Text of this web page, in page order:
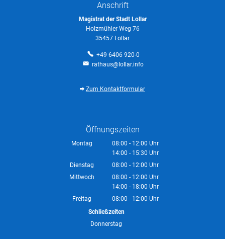
Anschrift
Magistrat der Stadt Lollar
Holzmühler Weg 76
35457 Lollar
+49 6406 920-0
rathaus@lollar.info
Zum Kontaktformular
Öffnungszeiten
Montag 08:00 - 12:00 Uhr
Von 08:00 bis 12:00 Uhr
14:00 - 15:30 Uhr
Von 14:00 bis 15:30 Uhr
Dienstag 08:00 - 12:00 Uhr
Von 08:00 bis 12:00 Uhr
Mittwoch 08:00 - 12:00 Uhr
Von 08:00 bis 12:00 Uhr
14:00 - 18:00 Uhr
Von 14:00 bis 18:00 Uhr
Freitag 08:00 - 12:00 Uhr
Schließzeiten
Donnerstag